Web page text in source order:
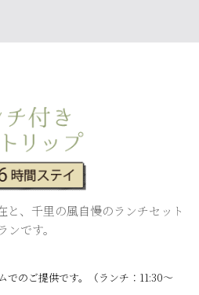
と、千里の風自慢のランチセット
です。
でのご提供です。（ランチ：11:30～